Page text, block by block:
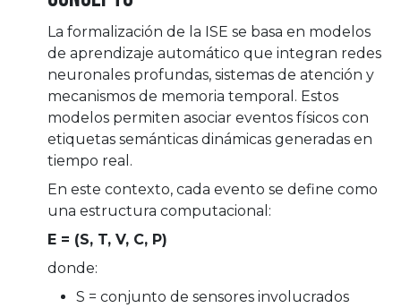
La formalización de la ISE se basa en modelos
de aprendizaje automático que integran redes
neuronales profundas, sistemas de atención y
mecanismos de memoria temporal. Estos
modelos permiten asociar eventos físicos con
etiquetas semánticas dinámicas generadas en
tiempo real.
En este contexto, cada evento se define como
una estructura computacional:
E = (S, T, V, C, P)
donde:
S = conjunto de sensores involucrados